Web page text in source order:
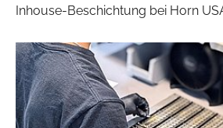
Inhouse-Beschichtung bei Horn